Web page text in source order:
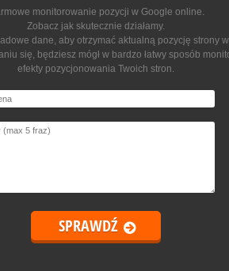
monitorowanie pozycji w Google online.
Zobacz jak skutecznie działamy.
dane, aby otrzymać aktualną pozycję strony
się, będziesz mógł w bardzo łatwy sposób
efekty pozycjonowania Twoich stron.